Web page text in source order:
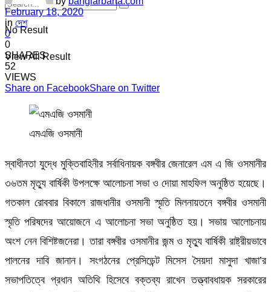
No Result
View All Result
February 18, 2020
in দেশ
0
0
SHARES
52
VIEWS
Share on FacebookShare on Twitter
এমএজি ওসমানী
স্বাধীনতা যুদ্ধে মুক্তিবাহিনীর সর্বাধিনায়ক বঙ্গবীর জেনারেল এম এ জি ওসমানীর
৩৬তম মৃত্যু বার্ষিকী উপলক্ষে আলোচনা সভা ও দোয়া মাহফিল অনুষ্ঠিত হয়েছে।
গতকাল রোববার বিকালে রাজধানীর ওসমানী স্মৃতি মিলনায়তনে বঙ্গবীর ওসমানী
স্মৃতি পরিষদের আয়োজনে এ আলোচনা সভা অনুষ্ঠিত হয়। সভায় আলোচনায়
অংশ নেন বিশিষ্টজনেরা। তারা বঙ্গবীর ওসমানীর জন্ম ও মৃত্যু বার্ষিকী রাষ্ট্রীয়ভাবে
পালনের দাবি জানান। সংগঠনের প্রেসিডেন্ট মিসেস সৈয়দা মাসুদা খাজা’র
সভাপতিত্বে প্রধান অতিথি হিসেবে বক্তব্য রাখেন তত্ত্বাবধায়ক সরকারের